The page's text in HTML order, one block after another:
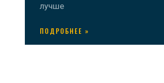
лучше
ПОДРОБНЕЕ »